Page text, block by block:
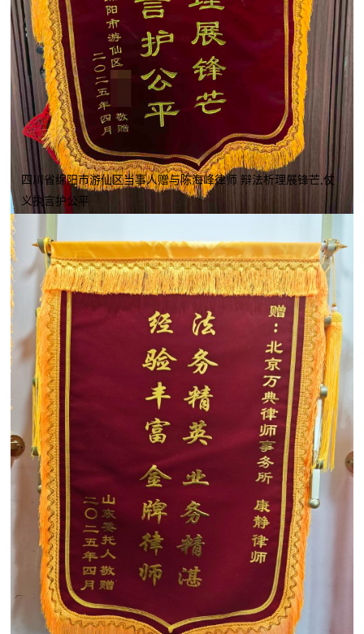
四川省绵阳市游仙区当事人赠与陈海峰律师 辩法析理展锋芒,仗
义执言护公平